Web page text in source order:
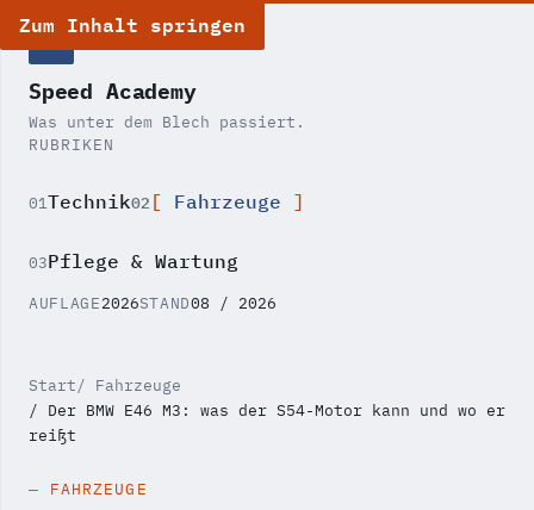
Zum Inhalt springen
SA
Speed Academy
Was unter dem Blech passiert.
RUBRIKEN
01Technik02 Fahrzeuge
03Pflege & Wartung
AUFLAGE2026STAND08 / 2026
Start
Fahrzeuge
Der BMW E46 M3: was der S54-Motor kann und wo er
reißt
FAHRZEUGE